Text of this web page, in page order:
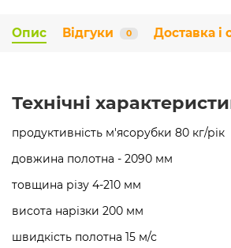
Опис Відгуки 0 Доставка і
Технічні
продуктивність м'ясорубки 80 кг/рік
довжина полотна - 2090 мм
товщина різу 4-210 мм
висота нарізки 200 мм
швидкість полотна 15 м/с